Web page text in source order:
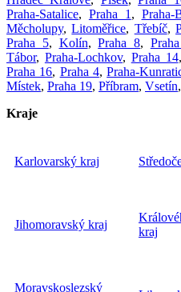
Praha-Satalice, Praha 1 , Praha-
Měcholupy,Litoměřice, Třebíč,
Praha 5, Kolín,Praha 8,
Tábor, Praha-Lochkov, Praha 14
Praha 16, Praha 4,Praha-
Místek, Praha 19, Příbram, Vsetín
Kraje
Karlovarský kraj
Jihomoravský kraj
kraj
Moravskoslezský